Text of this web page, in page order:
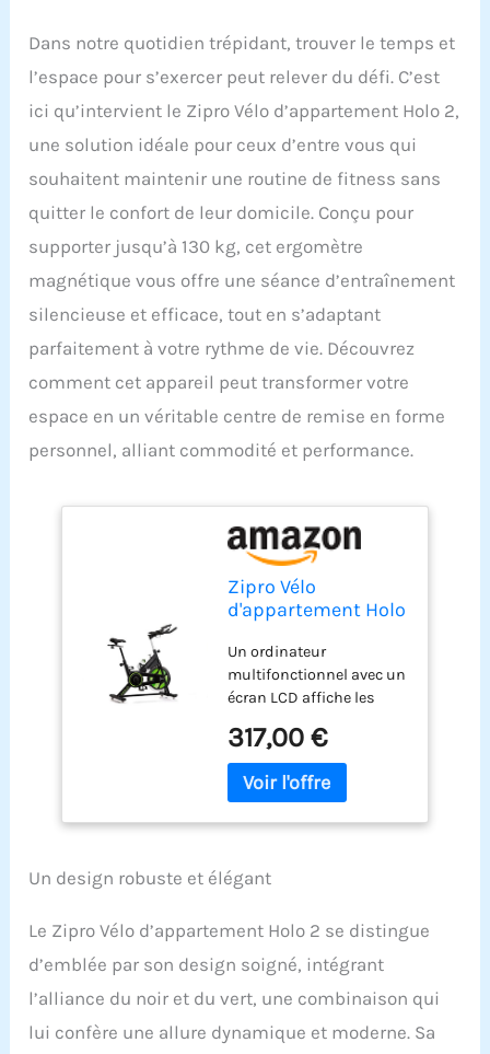
Dans notre quotidien trépidant, trouver le temps et
l’espace pour s’exercer peut relever du défi. C’est
ici qu’intervient le Zipro Vélo d’appartement Holo 2,
une solution idéale pour ceux d’entre vous qui
souhaitent maintenir une routine de fitness sans
quitter le confort de leur domicile. Conçu pour
supporter jusqu’à 130 kg, cet ergomètre
magnétique vous offre une séance d’entraînement
silencieuse et efficace, tout en s’adaptant
parfaitement à votre rythme de vie. Découvrez
comment cet appareil peut transformer votre
espace en un véritable centre de remise en forme
personnel, alliant commodité et performance.
Zipro Vélo
d'appartement Holo
Fitness, Vélo
d'appartement
magnétique,
Ergomètre jusqu'à
130 kg, Vélo
d'intérieur, Vélo
d'entraînement à
domicile, Ergomètre
Un ordinateur
multifonctionnel avec un
écran LCD affiche les
l’entraînement (temps,
distance, calories
brûlées) et vous permet
cadre en acier solide, et la
(verticalement,
que le guidon permettent
d'adopter une position
taille. La grande roue
317,00 €
Un design robuste et élégant
Le Zipro Vélo d’appartement Holo 2 se distingue
d’emblée par son design soigné, intégrant
l’alliance du noir et du vert, une combinaison qui
lui confère une allure dynamique et moderne. Sa